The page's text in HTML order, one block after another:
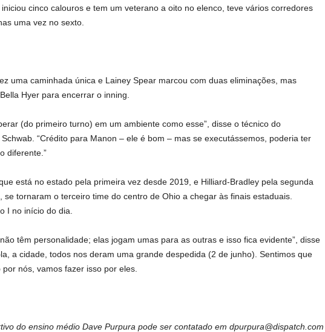
iniciou cinco calouros e tem um veterano a oito no elenco, teve vários corredores
uma vez no sexto.
uma caminhada única e Lainey Spear marcou com duas eliminações, mas
Hyer para encerrar o inning.
(do primeiro turno) em um ambiente como esse”, disse o técnico do
Schwab. “Crédito para Manon – ele é bom – mas se executássemos, poderia ter
diferente.”
está no estado pela primeira vez desde 2019, e Hilliard-Bradley pela segunda
se tornaram o terceiro time do centro de Ohio a chegar às finais estaduais.
I no início do dia.
têm personalidade; elas jogam umas para as outras e isso fica evidente”, disse
a cidade, todos nos deram uma grande despedida (2 de junho). Sentimos que
nós, vamos fazer isso por eles.
do ensino médio Dave Purpura pode ser contatado em dpurpura@dispatch.com